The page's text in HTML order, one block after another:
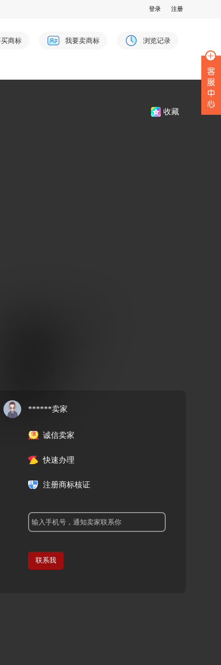
登录 注册
商标 我要卖商标 浏览记录
******卖家
诚信卖家
快速办理
注册商标核证
收藏